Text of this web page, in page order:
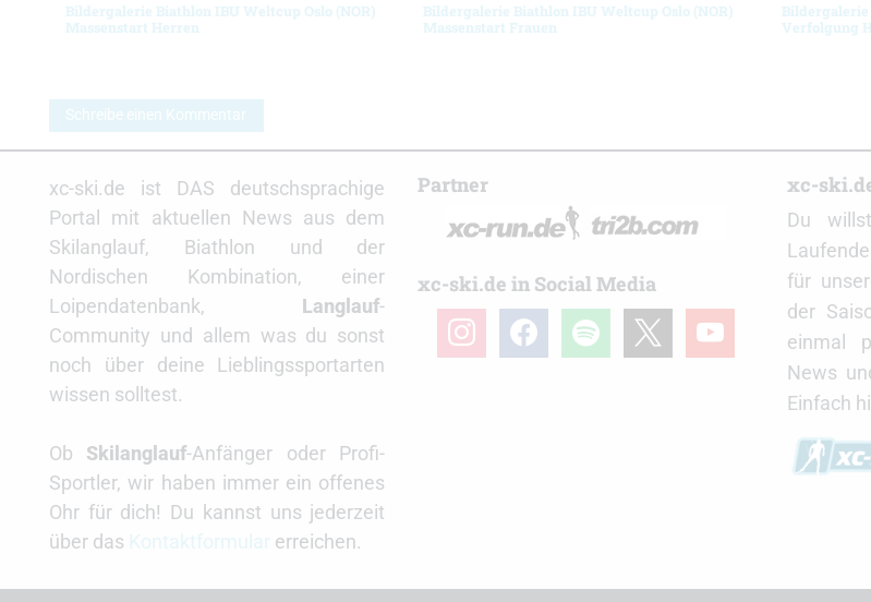
Bildergalerie Biathlon IBU Weltcup Oslo (NOR)
Massenstart Herren
Bildergalerie Biathlon IBU Weltcup Oslo (NOR)
Massenstart Frauen
Bildergalerie
Verfolgung
Schreibe einen Kommentar
xc-ski.de ist DAS deutschsprachige
Portal mit aktuellen News aus dem
Skilanglauf, Biathlon und der
Nordischen Kombination, einer
Loipendatenbank, Langlauf-
Community und allem was du sonst
noch über deine Lieblingssportarten
wissen solltest.
Ob Skilanglauf-Anfänger oder Profi-
Sportler, wir haben immer ein offenes
Ohr für dich! Du kannst uns jederzeit
über das
erreichen.
Partner
xc-ski.de in Social Media
instagramfacebookspotify youtube
xc-
Du
für
der
einmal
News
Einfach